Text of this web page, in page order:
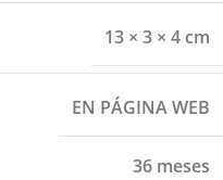
13 × 3 × 4 cm
EN PÁGINA WEB
36 meses